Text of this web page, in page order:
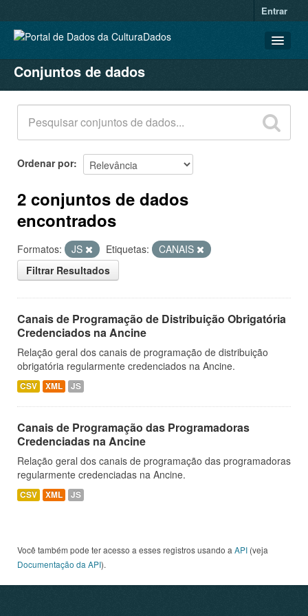
Entrar
CONJUNTOS DE DADOS
ORGANIZAÇÕES
GRUPOS
SOBRE
Conjuntos de dados
Ordenar por
2 conjuntos de dados
encontrados
Formatos: JS Etiquetas:
CANAIS
Filtrar Resultados
Canais de Programação de Distribuição Obrigatória
Credenciados na Ancine
Relação geral dos canais de programação de distribuição
obrigatória regularmente credenciados na Ancine.
CSV XML JS
Canais de Programação das Programadoras
Credenciadas na Ancine
Relação geral dos canais de programação das programadoras
regularmente credenciadas na Ancine.
CSV XML JS
Você também pode ter acesso a esses registros usando a API (veja
Documentação da API).